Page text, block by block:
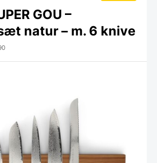
GOU –
natur – m. 6 knive